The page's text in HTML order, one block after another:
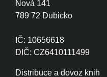
Nová 141
789 72 Dubicko
IČ: 10656618
DIČ: CZ6410111499
Distribuce a dovoz knih